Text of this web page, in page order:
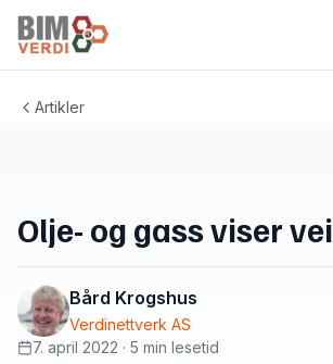
Artikler
Olje- og gass viser vei
Bård Krogshus
Verdinettverk AS
7. april 2022 · 5 min lesetid